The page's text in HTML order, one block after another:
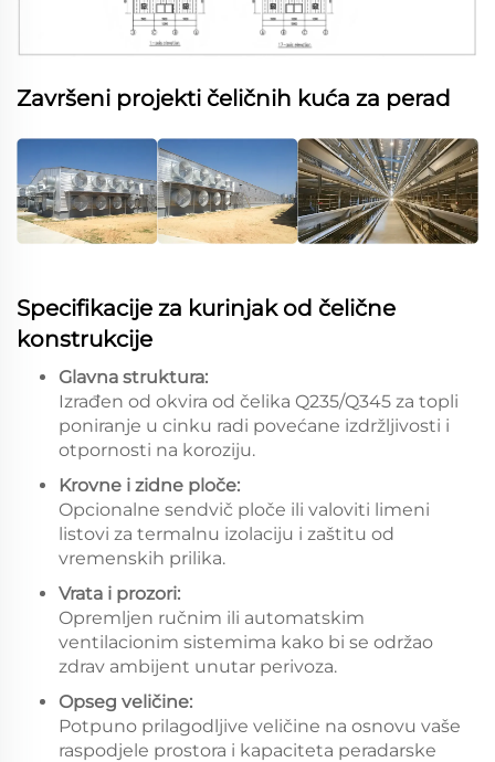
Završeni projekti čeličnih kuća za perad
Specifikacije za kurinjak od čelične
konstrukcije
Glavna struktura:
Izrađen od okvira od čelika Q235/Q345 za topli
poniranje u cinku radi povećane izdržljivosti i
otpornosti na koroziju.
Krovne i zidne ploče:
Opcionalne sendvič ploče ili valoviti limeni
listovi za termalnu izolaciju i zaštitu od
vremenskih prilika.
Vrata i prozori:
Opremljen ručnim ili automatskim
ventilacionim sistemima kako bi se održao
zdrav ambijent unutar perivoza.
Opseg veličine:
Potpuno prilagodljive veličine na osnovu vaše
raspodjele prostora i kapaciteta peradarske